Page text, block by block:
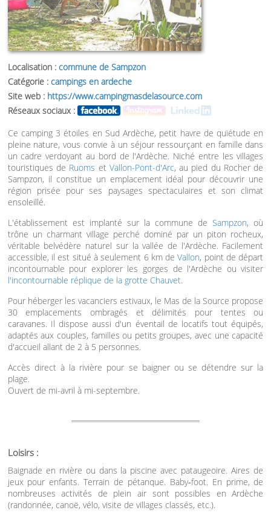
Localisation : commune de Sampzon
Catégorie : campings en ardeche
Site web : https://www.campingmasdelasource.com
Réseaux sociaux :
Ce camping 3 étoiles en Sud Ardèche, petit havre de quiétude en
pleine nature, vous convie à un séjour ressourçant en famille dans
un cadre verdoyant au bord de l'Ardèche. Niché entre les villages
touristiques de Ruoms et Vallon-Pont-d'Arc, au pied du Rocher de
Sampzon, il constitue un emplacement idéal pour découvrir une
région prisée pour ses paysages spectaculaires et son climat
ensoleillé.
L'établissement est implanté sur la commune deSampzon, où
trône un charmant village perché dominé par un piton rocheux,
véritable belvédère naturel sur la vallée de l'Ardèche. Facilement
accessible, il est situé à seulement 6 km deVallon, point de départ
incontournable pour explorer les gorges de l'Ardèche ou visiter
l'incontournable réplique de la grotte Chauvet.
Pour héberger les vacanciers estivaux, le Mas de la Source propose
30 emplacements ombragés et délimités pour tentes ou
caravanes. Il dispose aussi d'un éventail de locatifs tout équipés,
adaptés aux couples, familles ou petits groupes, avec une capacité
d'accueil allant de 2 à 5 personnes.
Accès direct à la rivière pour se baigner ou se détendre sur la
plage.
Ouvert de mi-avril à mi-septembre.
Loisirs :
Baignade en rivière ou dans la piscine avec pataugeoire. Aires de
jeux pour enfants. Terrain de pétanque. Baby‑foot. En prime, de
nombreuses activités de plein air sont possibles en Ardèche
(randonnée, canoë, vélo, visite de villages classés, etc.).